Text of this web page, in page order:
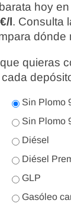
hoy
l. Consulta
quieras
Sin Plomo
Sin Plomo
Diésel
Diésel
GLP
Gasóleo